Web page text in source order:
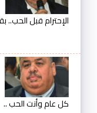
الإحترام قبل الحب..
كل عام وأنت الحب ..